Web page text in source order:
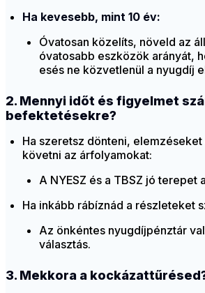
Ha kevesebb, mint 10 év:
Óvatosan közelíts, növeld az
óvatosabb eszközök arányát,
esés ne közvetlenül a nyugdíj
2. Mennyi időt és figyelmet
befektetésekre?
Ha szeretsz dönteni,
követni az árfolyamokat:
A NYESZ és a TBSZ jó terepet
Ha inkább rábíznád a részleteket
Az önkéntes nyugdíjpénztár
választás.
3. Mekkora a